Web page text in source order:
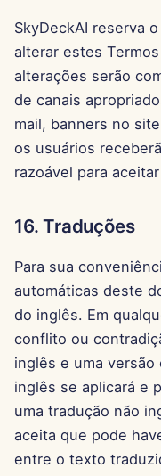
SkyDeckAI reserva
alterar estes
alterações serão
de canais
mail, banners no
os usuários
razoável para
16. Traduções
Para sua
automáticas deste
do inglês. Em
conflito ou
inglês e uma versão
inglês se aplicará e
uma tradução não
aceita que pode
entre o texto